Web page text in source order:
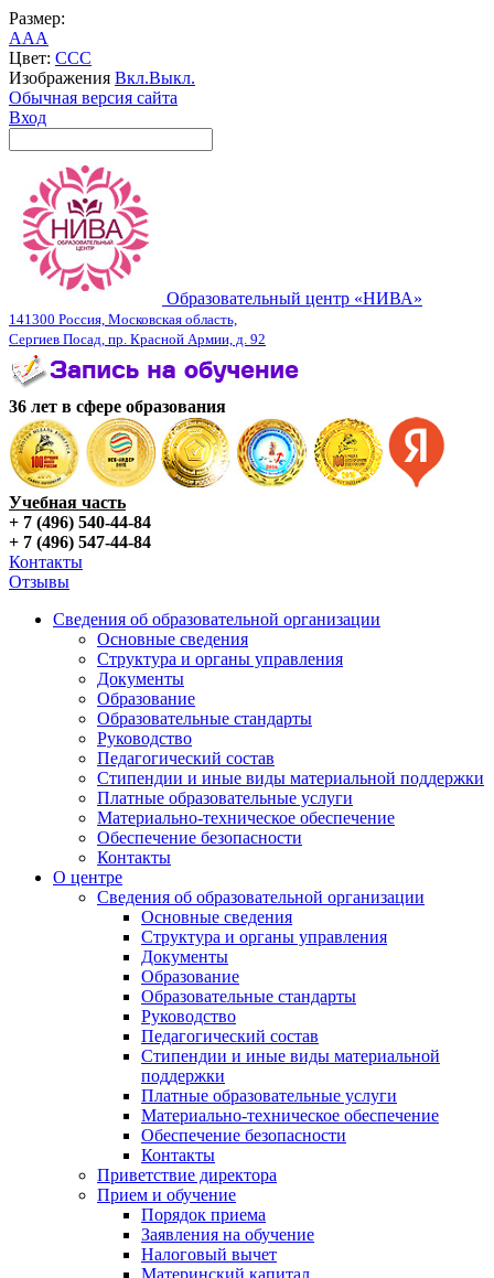
Размер:
AAA
Цвет: CCC
Изображения Вкл.Выкл.
Обычная версия сайта
Вход
Образовательный центр «НИВА»
141300 Россия, Московская область,
Сергиев Посад, пр. Красной Армии, д. 92
36 лет в сфере образования
Учебная часть
+ 7 (496) 540-44-84
+ 7 (496) 547-44-84
Контакты
Отзывы
Сведения об образовательной организации
Основные сведения
Структура и органы управления
Документы
Образование
Образовательные стандарты
Руководство
Педагогический состав
Стипендии и иные виды материальной поддержки
Платные образовательные услуги
Материально-техническое обеспечение
Обеспечение безопасности
Контакты
О центре
Сведения об образовательной организации
Основные сведения
Структура и органы управления
Документы
Образование
Образовательные стандарты
Руководство
Педагогический состав
Стипендии и иные виды материальной
поддержки
Платные образовательные услуги
Материально-техническое обеспечение
Обеспечение безопасности
Контакты
Приветствие директора
Прием и обучение
Порядок приема
Заявления на обучение
Налоговый вычет
Материнский капитал